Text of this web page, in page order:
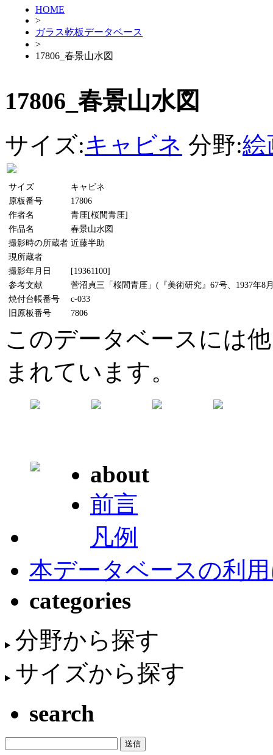
HOME
>
ガラス乾板データベース
>
17806_春景山水図
17806_春景山水図
サイズ:キャビネ 分野:絵
サイズ
キャビネ
原板番号
17806
作者名
青厓[桜間青厓]
作品名
春景山水図
撮影時の所蔵者 近藤半助
現所蔵者
撮影年月日
[19361100]
参考文献
菅沼貞三「桜間青厓」(『美術研究』67号、1937年8
焼付台帳番号
c-033
旧原板番号
7806
このデータベースには
まれています。
about
前言
凡例
本データベースの利
categories
分野から探す
サイズから探す
search